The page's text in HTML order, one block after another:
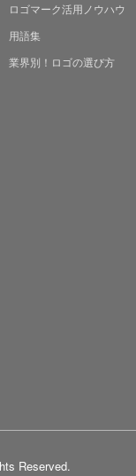
ロゴマーク活用ノウハウ
用語集
業界別！ロゴの選び方
Reserved.